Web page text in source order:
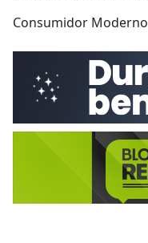
Consumidor Moderno